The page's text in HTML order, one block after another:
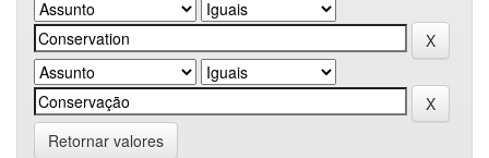
Retornar valores